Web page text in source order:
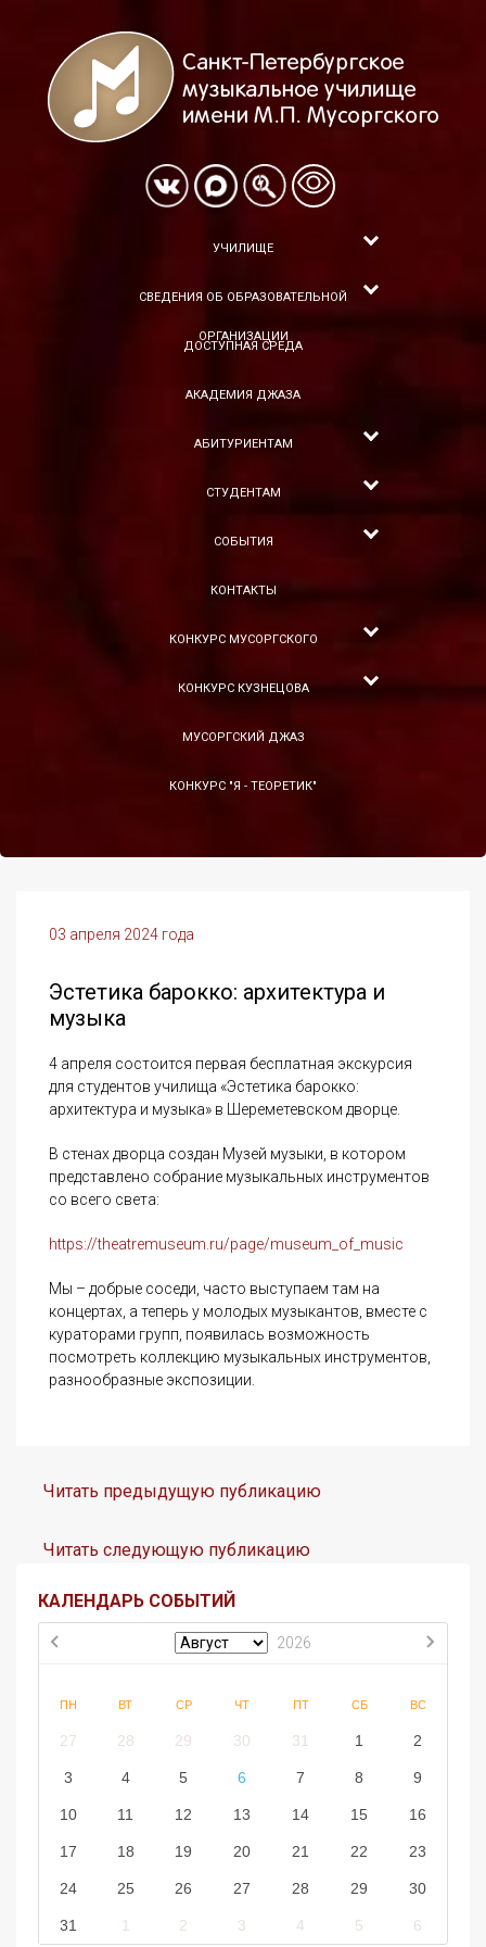
УЧИЛИЩЕ
СВЕДЕНИЯ ОБ ОБРАЗОВАТЕЛЬНОЙ
ОРГАНИЗАЦИИ
ДОСТУПНАЯ СРЕДА
АКАДЕМИЯ ДЖАЗА
АБИТУРИЕНТАМ
СТУДЕНТАМ
СОБЫТИЯ
КОНТАКТЫ
КОНКУРС МУСОРГСКОГО
КОНКУРС КУЗНЕЦОВА
МУСОРГСКИЙ ДЖАЗ
КОНКУРС "Я - ТЕОРЕТИК"
03 апреля 2024 года
Эстетика барокко: архитектура и
музыка
4 апреля состоится первая бесплатная экскурсия
для студентов училища «Эстетика барокко:
архитектура и музыка» в Шереметевском дворце.
В стенах дворца создан Музей музыки, в котором
представлено собрание музыкальных инструментов
со всего света:
https://theatremuseum.ru/page/museum_of_music
Мы – добрые соседи, часто выступаем там на
концертах, а теперь у молодых музыкантов, вместе с
кураторами групп, появилась возможность
посмотреть коллекцию музыкальных инструментов,
разнообразные экспозиции.
Читать предыдущую публикацию
Читать следующую публикацию
КАЛЕНДАРЬ СОБЫТИЙ
2026
ПН ВТ СР ЧТ ПТ СБ ВС
27 28 29 30 31 1 2
3 4 5 6 7 8 9
10 11 12 13 14 15 16
17 18 19 20 21 22 23
24 25 26 27 28 29 30
31 1 2 3 4 5 6